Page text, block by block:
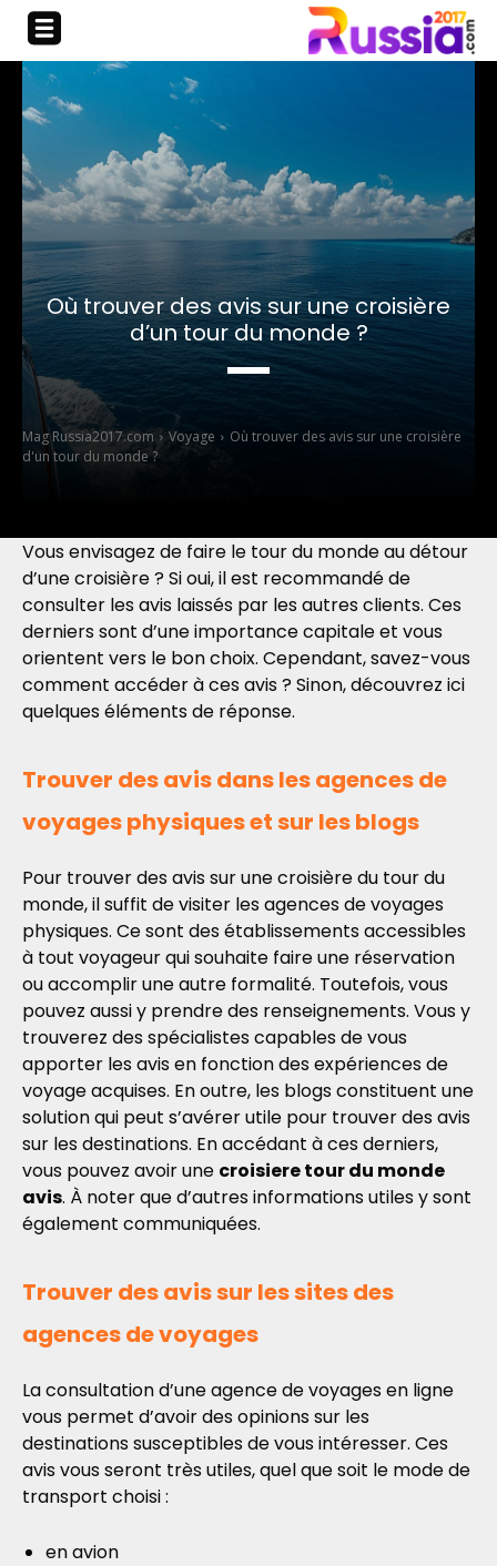
Où trouver des avis sur une croisière
d’un tour du monde ?
Mag Russia2017.com Voyage
Où trouver des avis sur une croisière
d'un tour du monde ?
Vous envisagez de faire le tour du monde au détour
d’une croisière ? Si oui, il est recommandé de
consulter les avis laissés par les autres clients. Ces
derniers sont d’une importance capitale et vous
orientent vers le bon choix. Cependant, savez-vous
comment accéder à ces avis ? Sinon, découvrez ici
quelques éléments de réponse.
Trouver des avis dans les agences de
voyages physiques et sur les blogs
Pour trouver des avis sur une croisière du tour du
monde, il suffit de visiter les agences de voyages
physiques. Ce sont des établissements accessibles
à tout voyageur qui souhaite faire une réservation
ou accomplir une autre formalité. Toutefois, vous
pouvez aussi y prendre des renseignements. Vous y
trouverez des spécialistes capables de vous
apporter les avis en fonction des expériences de
voyage acquises. En outre, les blogs constituent une
solution qui peut s’avérer utile pour trouver des avis
sur les destinations. En accédant à ces derniers,
vous pouvez avoir une croisiere tour du monde
avis. À noter que d’autres informations utiles y sont
également communiquées.
Trouver des avis sur les sites des
agences de voyages
La consultation d’une agence de voyages en ligne
vous permet d’avoir des opinions sur les
destinations susceptibles de vous intéresser. Ces
avis vous seront très utiles, quel que soit le mode de
transport choisi :
en avion